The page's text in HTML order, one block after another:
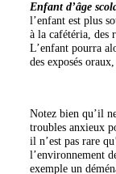
Enfant d’âge
l’enfant est plus
à la cafétéria, des
L’enfant pourra
des exposés
Notez bien qu’il
troubles anxieux
il n’est pas rare
l’environnement
exemple un